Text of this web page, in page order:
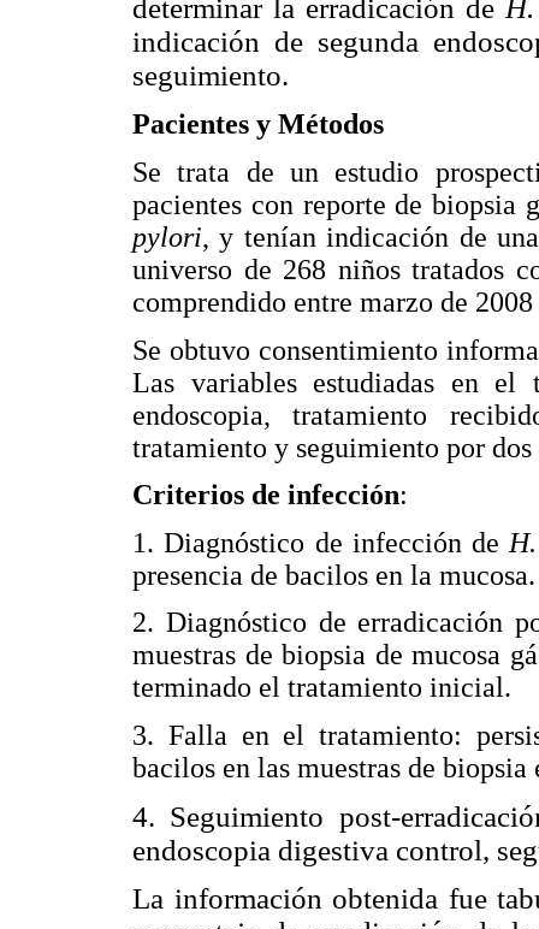
determinar la erradicación de
indicación de segunda
seguimiento.
Pacientes y Métodos
Se trata de un estudio
pacientes con reporte de
pylori, y tenían indicación de
universo de 268 niños tratados
comprendido entre marzo de
Se obtuvo consentimiento
Las variables estudiadas en el
endoscopia, tratamiento
tratamiento y seguimiento por dos
Criterios de infección:
1. Diagnóstico de infección de
presencia de bacilos en la mucosa.
2. Diagnóstico de erradicación
muestras de biopsia de mucosa
terminado el tratamiento inicial.
3. Falla en el tratamiento:
bacilos en las muestras de biopsia
4. Seguimiento post-
endoscopia digestiva control,
La información obtenida fue